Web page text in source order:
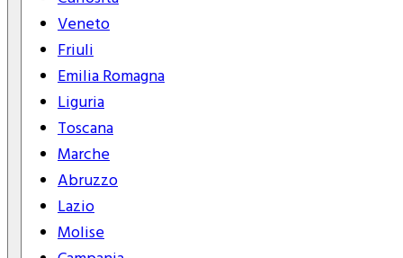
la tua spiaggia preferita
Veneto
Friuli
Emilia Romagna
Liguria
Toscana
Marche
Abruzzo
Lazio
Molise